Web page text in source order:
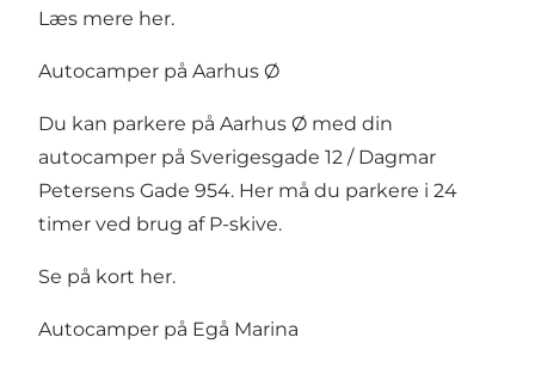
Læs mere her.
Autocamper på Aarhus Ø
Du kan parkere på Aarhus Ø med din
autocamper på Sverigesgade 12 / Dagmar
Petersens Gade 954. Her må du parkere i 24
timer ved brug af P-skive.
Se på kort her.
Autocamper på Egå Marina